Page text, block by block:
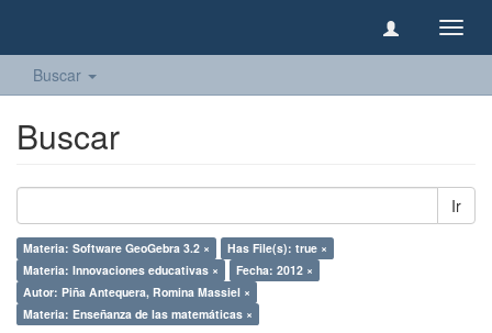
Buscar
Buscar
Ir
Materia: Software GeoGebra 3.2 ×
Has File(s): true ×
Materia: Innovaciones educativas ×
Fecha: 2012 ×
Autor: Piña Antequera, Romina Massiel ×
Materia: Enseñanza de las matemáticas ×